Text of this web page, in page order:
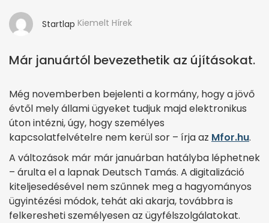
Startlap Kiemelt Hírek
Már januártól bevezethetik az újításokat.
Még novemberben bejelenti a kormány, hogy a jövő
évtől mely állami ügyeket tudjuk majd elektronikus
úton intézni, úgy, hogy személyes
kapcsolatfelvételre nem kerül sor – írja az Mfor.hu.
A változások már már januárban hatályba léphetnek
– árulta el a lapnak Deutsch Tamás. A digitalizáció
kiteljesedésével nem szűnnek meg a hagyományos
ügyintézési módok, tehát aki akarja, továbbra is
felkeresheti személyesen az ügyfélszolgálatokat.